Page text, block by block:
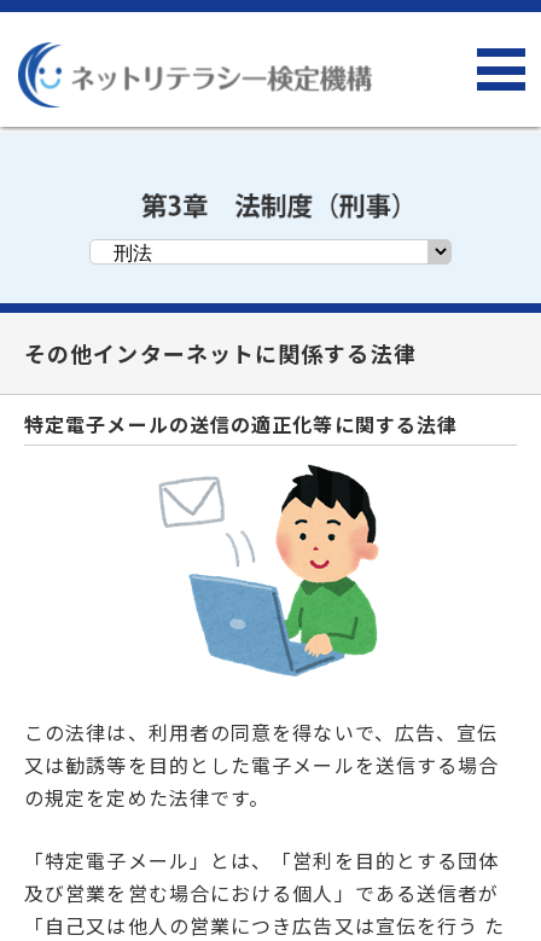
その他インターネットに関係する法律
特定電子メールの送信の適正化等に関する法律
この法律は、利用者の同意を得ないで、広告、宣伝
又は勧誘等を目的とした電子メールを送信する場合
の規定を定めた法律です。
「特定電子メール」とは、「営利を目的とする団体
及び営業を営む場合における個人」である送信者が
「自己又は他人の営業につき広告又は宣伝を行う た